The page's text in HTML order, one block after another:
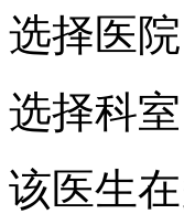
选择医院
选择科室
该医生